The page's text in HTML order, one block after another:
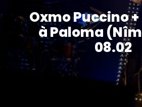
Oxmo Puccino
à Paloma
08.02